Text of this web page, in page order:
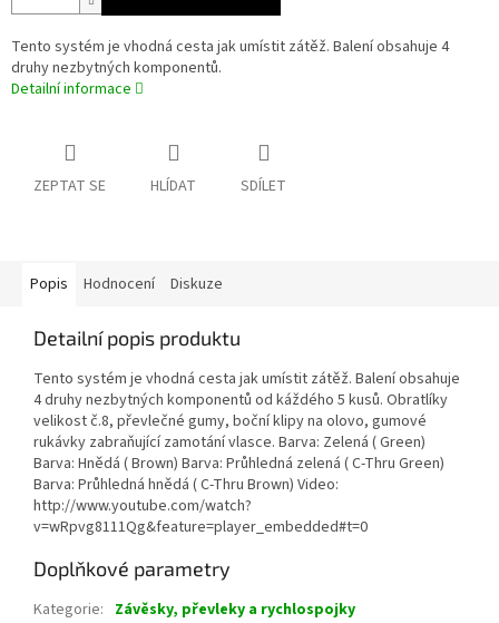
Tento systém je vhodná cesta jak umístit zátěž. Balení obsahuje 4
druhy nezbytných komponentů.
Detailní informace
ZEPTAT SE HLÍDAT SDÍLET
Popis Hodnocení Diskuze
Detailní popis produktu
Tento systém je vhodná cesta jak umístit zátěž. Balení obsahuje
4 druhy nezbytných komponentů od káždého 5 kusů. Obratlíky
velikost č.8, převlečné gumy, boční klipy na olovo, gumové
rukávky zabraňující zamotání vlasce. Barva: Zelená ( Green)
Barva: Hnědá ( Brown) Barva: Průhledná zelená ( C-Thru Green)
Barva: Průhledná hnědá ( C-Thru Brown) Video:
http://www.youtube.com/watch?
v=wRpvg8111Qg&feature=player_embedded#t=0
Doplňkové parametry
Kategorie: Závěsky, převleky a rychlospojky